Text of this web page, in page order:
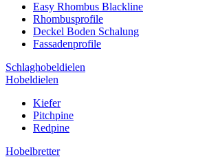
Easy Rhombus Blackline
Rhombusprofile
Deckel Boden Schalung
Fassadenprofile
Schlaghobeldielen
Hobeldielen
Kiefer
Pitchpine
Redpine
Hobelbretter